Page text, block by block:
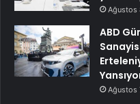
Ağustos
ABD
Ağustos